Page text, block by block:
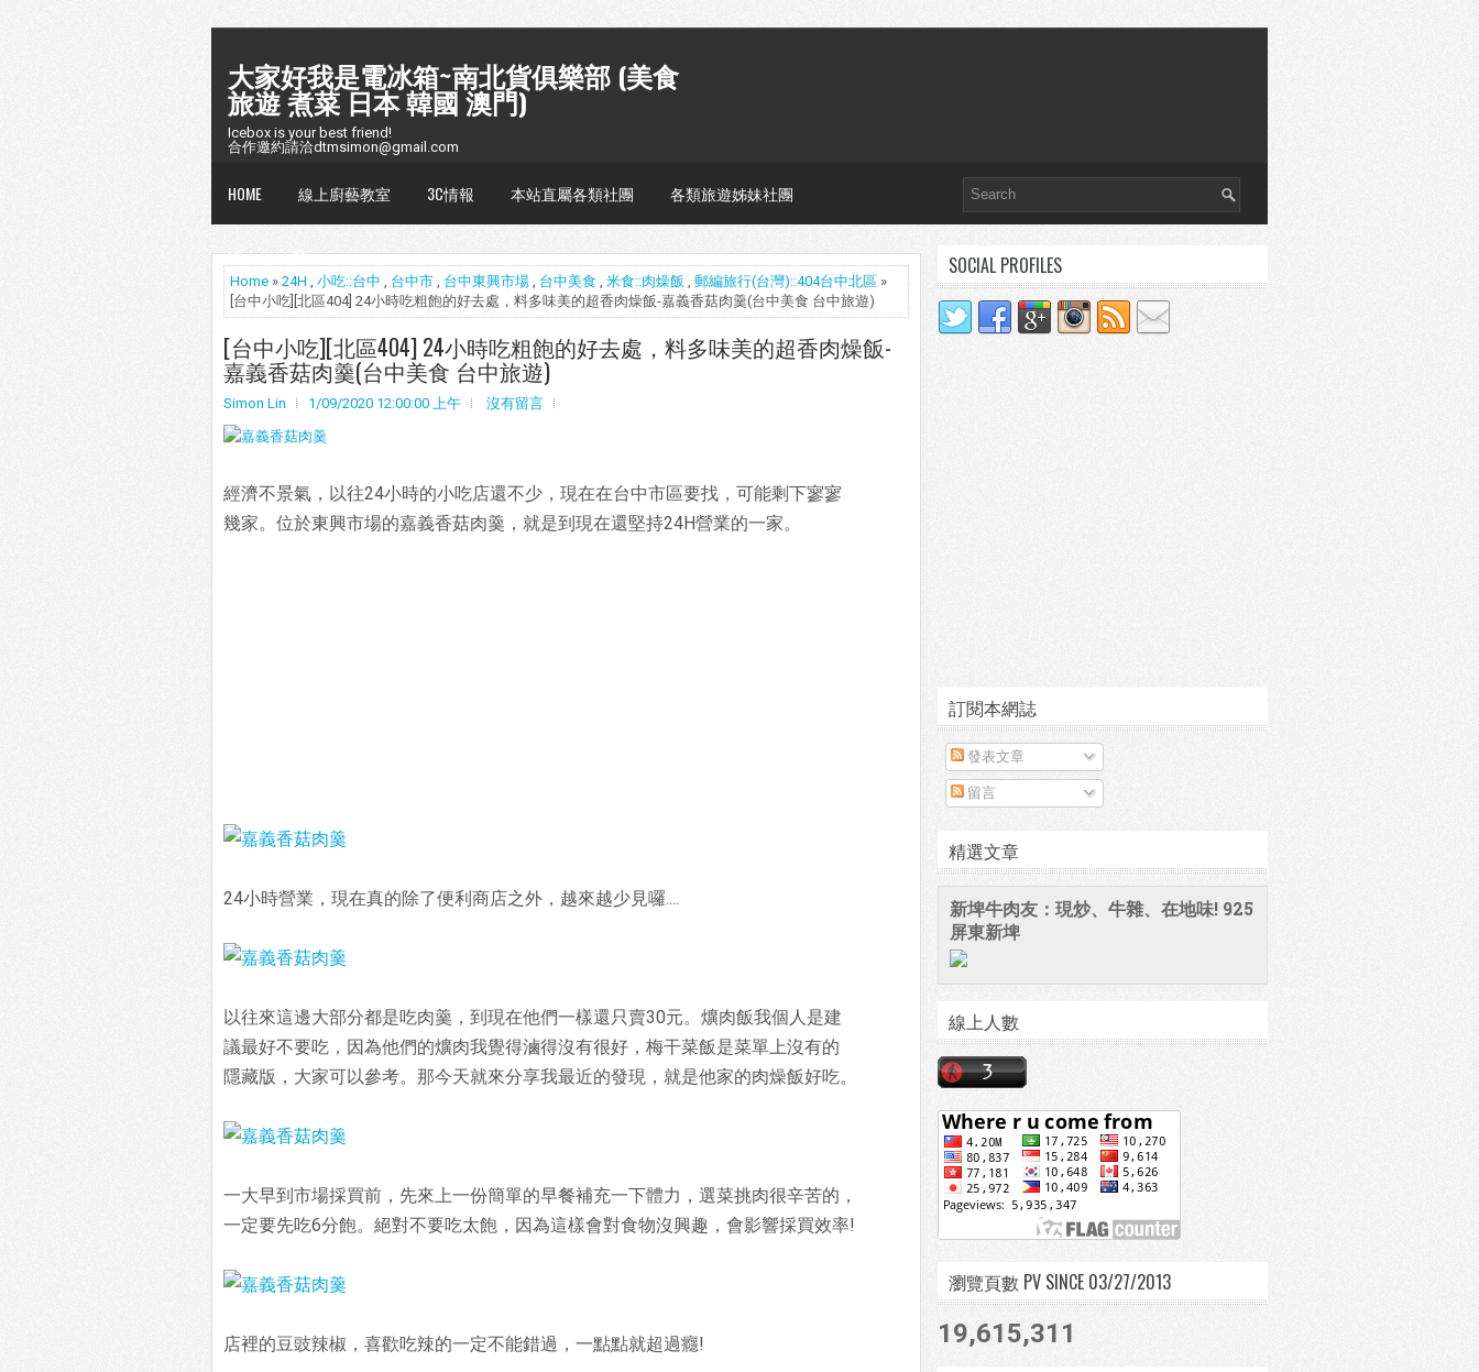
大家好我是電冰箱~南北貨俱樂部 (美食
旅遊 煮菜 日本 韓國 澳門)
Icebox is your best friend!
合作邀約請洽dtmsimon@gmail.com
HOME 線上廚藝教室 3C情報 本站直屬各類社團 各類旅遊姊妹社團
懶人包台灣
Home » 24H , 小吃::台中 , 台中市 , 台中東興市場 , 台中美食 , 米食::肉燥飯 , 郵編旅行(台灣)::404台中北區 »
[台中小吃][北區404] 24小時吃粗飽的好去處，料多味美的超香肉燥飯-嘉義香菇肉羹(台中美食 台中旅遊)
[台中小吃][北區404] 24小時吃粗飽的好去處，料多味美的超香肉燥飯-
嘉義香菇肉羹(台中美食 台中旅遊)
Simon Lin 1/09/2020 12:00:00 上午 沒有留言
經濟不景氣，以往24小時的小吃店還不少，現在在台中市區要找，可能剩下寥寥
幾家。位於東興市場的嘉義香菇肉羹，就是到現在還堅持24H營業的一家。
24小時營業，現在真的除了便利商店之外，越來越少見囉....
以往來這邊大部分都是吃肉羹，到現在他們一樣還只賣30元。爌肉飯我個人是建
議最好不要吃，因為他們的爌肉我覺得滷得沒有很好，梅干菜飯是菜單上沒有的
隱藏版，大家可以參考。那今天就來分享我最近的發現，就是他家的肉燥飯好吃。
一大早到市場採買前，先來上一份簡單的早餐補充一下體力，選菜挑肉很辛苦的，
一定要先吃6分飽。絕對不要吃太飽，因為這樣會對食物沒興趣，會影響採買效率!
店裡的豆豉辣椒，喜歡吃辣的一定不能錯過，一點點就超過癮!
SOCIAL PROFILES
訂閱本網誌
發表文章
留言
精選文章
新埤牛肉友：現炒、牛雜、在地味! 925
屏東新埤
線上人數
瀏覽頁數 PV SINCE 03/27/2013
19,615,311